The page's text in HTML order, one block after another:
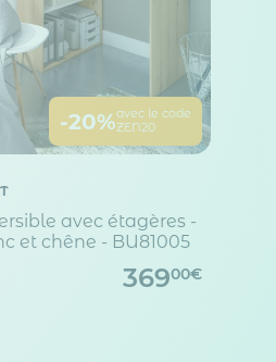
-20%avec le code
ZEN20
avec étagères -
et chêne - BU81005
36900€